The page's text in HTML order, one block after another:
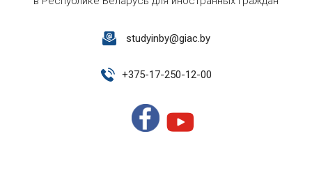
studyinby@giac.by
+375-17-250-12-00